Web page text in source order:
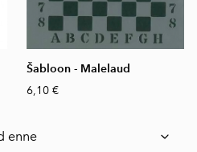
Šabloon - Malelaud
6,10 €